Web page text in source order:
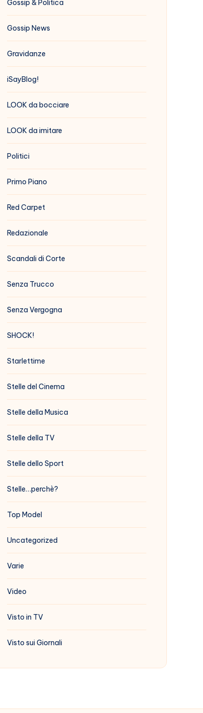
Gossip & Politica
Gossip News
Gravidanze
iSayBlog!
LOOK da bocciare
LOOK da imitare
Politici
Primo Piano
Red Carpet
Redazionale
Scandali di Corte
Senza Trucco
Senza Vergogna
SHOCK!
Starlettime
Stelle del Cinema
Stelle della Musica
Stelle della TV
Stelle dello Sport
Stelle…perchè?
Top Model
Uncategorized
Varie
Video
Visto in TV
Visto sui Giornali